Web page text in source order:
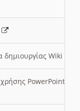
δημιουργίας Wiki
PowerPoint